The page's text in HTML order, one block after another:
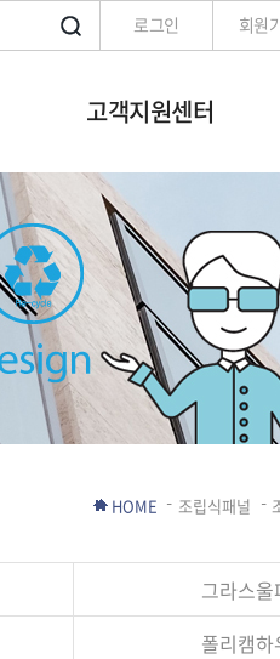
로그인 회원
고객지원센터
HOME 조립식패널
그라스울
폴리캠하